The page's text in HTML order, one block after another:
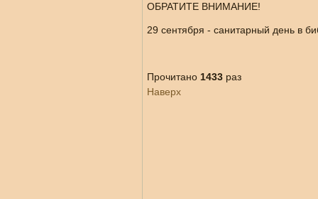
ОБРАТИТЕ ВНИМАНИЕ!
29 сентября - санитарный день в
Прочитано 1433 раз
Наверх